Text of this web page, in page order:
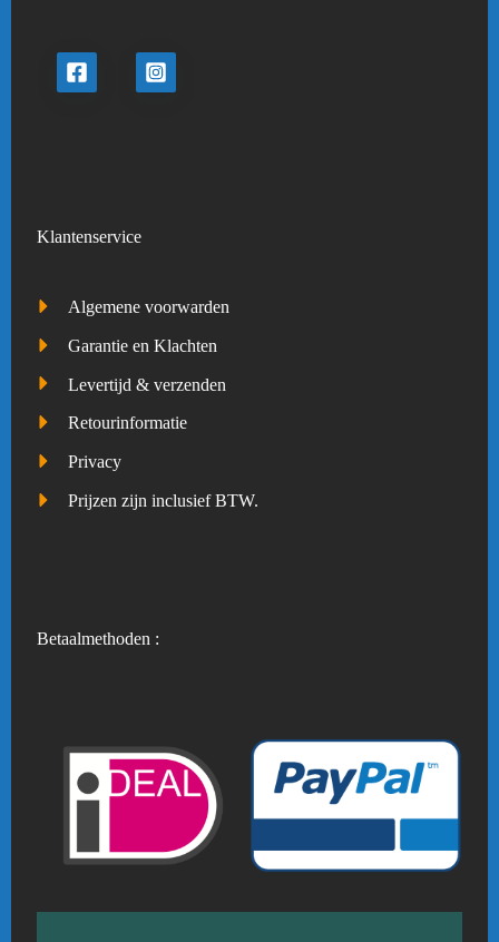
Klantenservice
Algemene voorwarden
Garantie en Klachten
Levertijd & verzenden
Retourinformatie
Privacy
Prijzen zijn inclusief BTW.
Betaalmethoden :